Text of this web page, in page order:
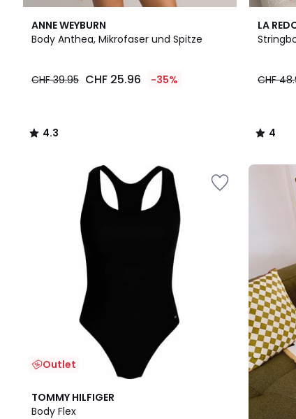
ANNE WEYBURN
Body Anthea, Mikrofaser und Spitze
25.96
35%
CHF 39.95 CHF 25.96 -35%
4.3
/ 5
4.3
/
LA
CHF
4
/
4
/
Outlet
TOMMY HILFIGER
Body Flex
Unser